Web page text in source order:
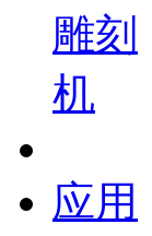
雕刻
机
应用